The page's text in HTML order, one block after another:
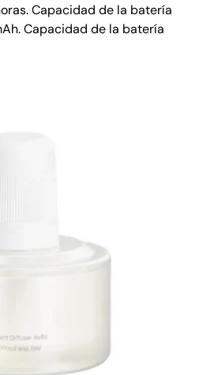
Capacidad de la batería
Capacidad de la batería